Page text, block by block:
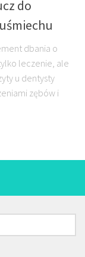
do
dbania o
leczenie, ale
u dentysty
zębów i